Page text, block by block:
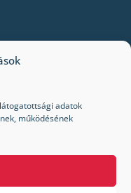
adatok
működésének